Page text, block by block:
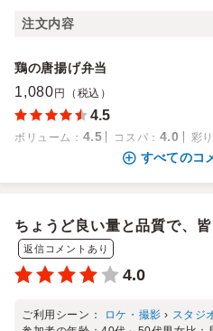
注文内容
鶏の唐揚げ弁当
1,080 円（税込）
4.5
ボリューム ： 4.5 コスパ ： 4.0 彩り
すべてのコ
ちょうど良い量と品質で、
返信コメントあり
4.0
ご利用シーン： ロケ・撮影 › スタジ